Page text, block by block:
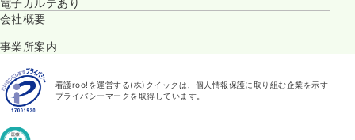
会社概要
事業所案内
看護roo!を運営する(株)クイックは、個人情報保護に取り組む企業を示す
プライバシーマークを取得しています。